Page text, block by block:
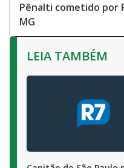
Pênalti cometido por
MG
LEIA TAMBÉM